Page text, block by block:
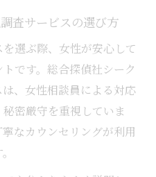
査サービスの選び方
選ぶ際、女性が安心して
です。総合探偵社シーク
、女性相談員による対応
密厳守を重視していま
なカウンセリングが利用